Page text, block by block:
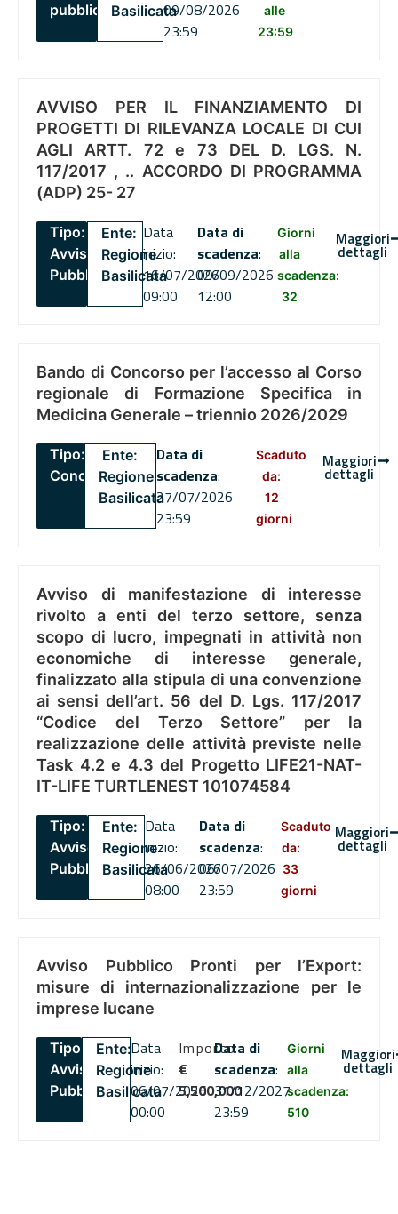
pubblico Basilicata09/08/2026
23:59
alle
23:59
AVVISO PER IL FINANZIAMENTO DI
PROGETTI DI RILEVANZA LOCALE DI CUI
AGLI ARTT. 72 e 73 DEL D. LGS. N.
117/2017 , .. ACCORDO DI PROGRAMMA
(ADP) 25- 27
Tipo:
Avviso
Pubblico
Ente:
Regione
Basilicata
Data
inizio:
16/07/2026
09:00
Data di
scadenza:
09/09/2026
12:00
Giorni
alla
scadenza:
32
Maggiori
dettagli
Bando di Concorso per l’accesso al Corso
regionale di Formazione Specifica in
Medicina Generale – triennio 2026/2029
Tipo:
Concorsi
Ente:
Regione
Basilicata
Data di
scadenza:
27/07/2026
23:59
Scaduto
da:
12
giorni
Maggiori
dettagli
Avviso di manifestazione di interesse
rivolto a enti del terzo settore, senza
scopo di lucro, impegnati in attività non
economiche di interesse generale,
finalizzato alla stipula di una convenzione
ai sensi dell’art. 56 del D. Lgs. 117/2017
“Codice del Terzo Settore” per la
realizzazione delle attività previste nelle
Task 4.2 e 4.3 del Progetto LIFE21-NAT-
IT-LIFE TURTLENEST 101074584
Tipo:
Avviso
Pubblico
Ente:
Regione
Basilicata
Data
inizio:
26/06/2026
08:00
Data di
scadenza:
06/07/2026
23:59
Scaduto
da:
33
giorni
Maggiori
dettagli
Avviso Pubblico Pronti per l’Export:
misure di internazionalizzazione per le
imprese lucane
Tipo:
Avviso
Pubblico
Ente:
Regione
Basilicata
Data
inizio:
06/07/2026
00:00
Importo
€
5,500,000
Data di
scadenza:
31/12/2027
23:59
Giorni
alla
scadenza:
510
Maggiori
dettagli